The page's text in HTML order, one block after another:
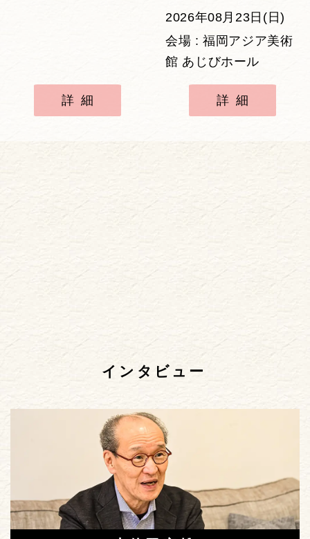
詳細
2026年08月23日(日)
会場 : 福岡アジア美術
館 あじびホール
詳細
インタビュー